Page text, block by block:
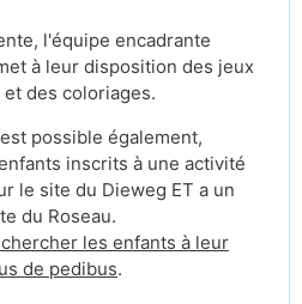
l'équipe encadrante
à leur disposition des jeux
des coloriages.
possible également,
inscrits à une activité
le site du Dieweg ET a un
du Roseau.
les enfants à leur
de pedibus.